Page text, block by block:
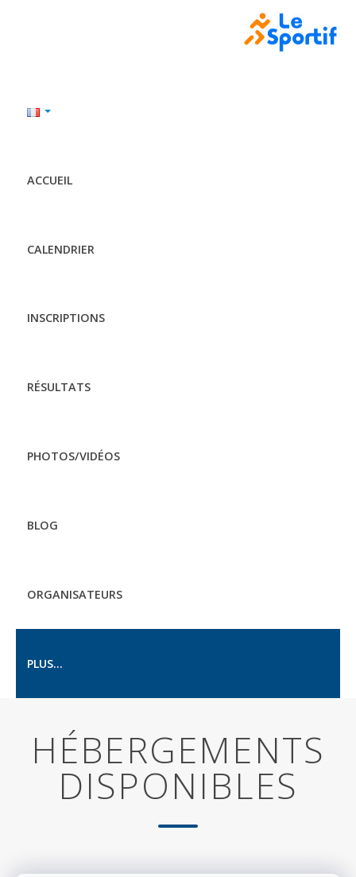
ACCUEIL
CALENDRIER
INSCRIPTIONS
RÉSULTATS
PHOTOS/VIDÉOS
BLOG
ORGANISATEURS
PLUS...
HÉBERGEMENTS
DISPONIBLES